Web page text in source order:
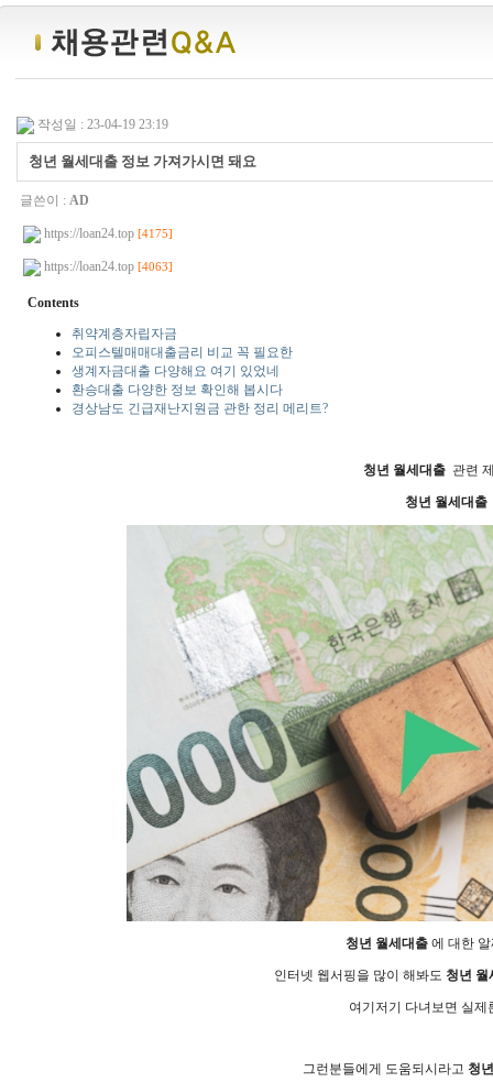
작성일 : 23-04-19 23:19
청년 월세대출 정보 가져가시면 돼요
글쓴이 : AD
https://loan24.top [4175]
https://loan24.top [4063]
Contents
취약계층자립자금
오피스텔매매대출금리 비교 꼭 필요한
생계자금대출 다양해요 여기 있었네
환승대출 다양한 정보 확인해 봅시다
경상남도 긴급재난지원금 관한 정리 메리트?
청년 월세대출 관련
청년 월세대출
청년 월세대출에 대한 알
인터넷 웹서핑을 많이 해봐도 청년 월
여기저기 다녀보면 실제
그런분들에게 도움되시라고 청